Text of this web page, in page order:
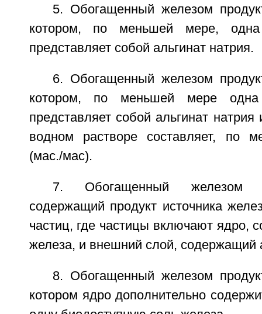
5. Обогащенный железом
котором, по меньшей мере, одна
представляет собой альгинат натрия.
6. Обогащенный железом
котором, по меньшей мере одна
представляет собой альгинат
водном растворе составляет, по
(мас./мас).
7. Обогащенный железом
содержащий продукт источника
частиц, где частицы включают ядро,
железа, и внешний слой, содержащий
8. Обогащенный железом
котором ядро дополнительно